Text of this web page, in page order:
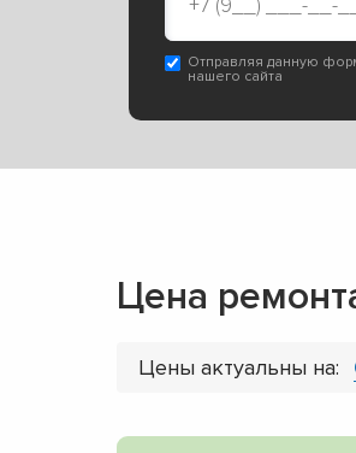
Отправляя данную
нашего сайта
Цена
Цены актуальны на: